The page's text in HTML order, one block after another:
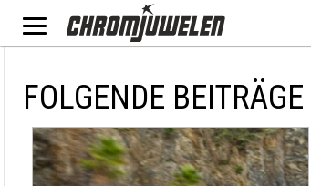
FOLGENDE